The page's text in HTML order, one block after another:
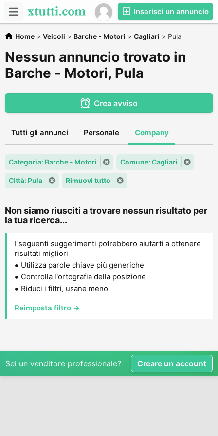
Inserisci un annuncio
Home > Veicoli > Barche - Motori > Cagliari > Pula
Nessun annuncio trovato in
Barche - Motori, Pula
Crea avviso
Tutti gli annunci Personale Company
Categoria: Barche - Motori Comune: Cagliari
Città: Pula Rimuovi tutto
Non siamo riusciti a trovare nessun risultato per
la tua ricerca...
I seguenti suggerimenti potrebbero aiutarti a ottenere
risultati migliori
Utilizza parole chiave più generiche
Controlla l'ortografia della posizione
Riduci i filtri, usane meno
Reimposta filtro →
Sei un venditore professionale? Creare un account